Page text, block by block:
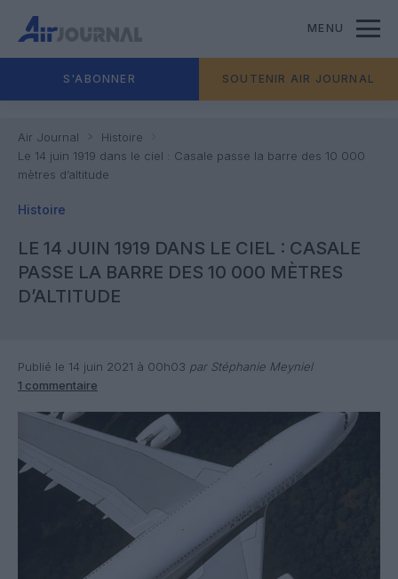
MENU
S'ABONNER SOUTENIR AIR JOURNAL
Air Journal
Histoire
Le 14 juin 1919 dans le ciel : Casale passe la barre des 10 000
mètres d’altitude
Histoire
LE 14 JUIN 1919 DANS LE CIEL : CASALE
PASSE LA BARRE DES 10 000 MÈTRES
D’ALTITUDE
Publié le 14 juin 2021 à 00h03 par Stéphanie Meyniel
1 commentaire